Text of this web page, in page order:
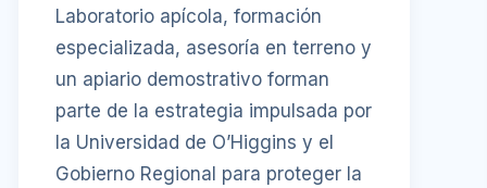
Laboratorio apícola, formación
especializada, asesoría en terreno y
un apiario demostrativo forman
parte de la estrategia impulsada por
la Universidad de O’Higgins y el
Gobierno Regional para proteger la